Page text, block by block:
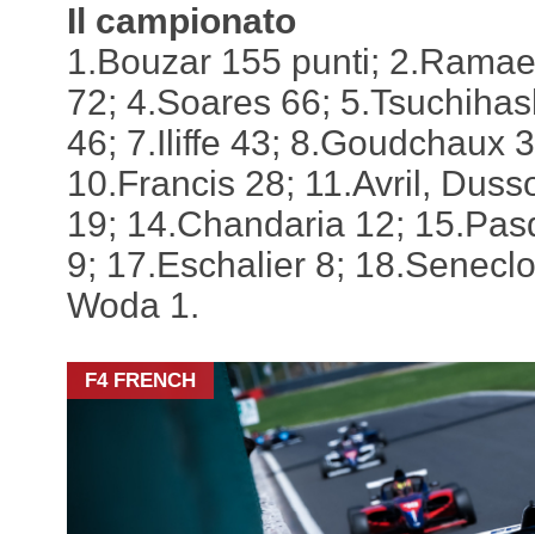
Il campionato
1.Bouzar 155 punti;
72; 4.Soares 66;
46; 7.Iliffe 43; 8.Goudchaux
10.Francis 28; 11.Avril,
19; 14.Chandaria 12;
9; 17.Eschalier 8;
Woda 1.
F4 FRENCH